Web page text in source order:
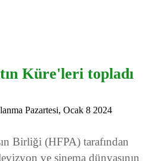
Küre'leri topladı
Pazartesi, Ocak 8 2024
Birliği (HFPA) tarafından
ve sinema dünyasının